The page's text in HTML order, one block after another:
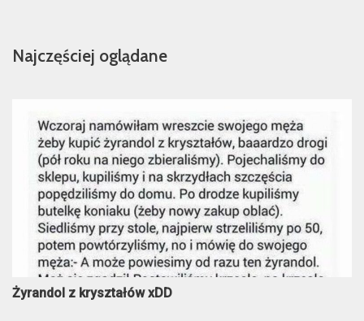
Najczęściej oglądane
Żyrandol z kryształów xDD